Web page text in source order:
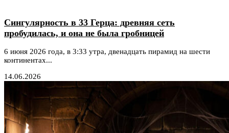
Сингулярность в 33 Герца: древняя сеть
пробудилась, и она не была гробницей
6 июня 2026 года, в 3:33 утра, двенадцать пирамид на шести
континентах...
14.06.2026